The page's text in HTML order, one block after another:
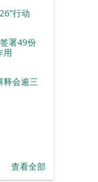
行动
署49份
用
释会逾三
查看全部